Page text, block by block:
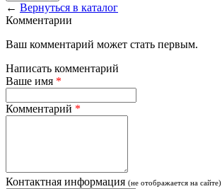
← Вернуться в каталог
Комментарии
Ваш комментарий может стать первым.
Написать комментарий
Ваше имя *
Комментарий *
Контактная информация (не отображается на сайте)